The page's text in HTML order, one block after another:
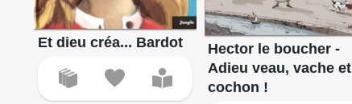
Et dieu créa... Bardot
Hector le boucher -
Adieu veau, vache et
cochon !